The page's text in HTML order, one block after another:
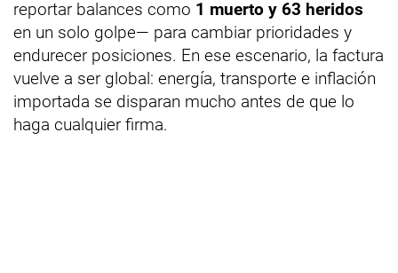
reportar balances como 1 muerto y 63 heridos
en un solo golpe— para cambiar prioridades y
endurecer posiciones. En ese escenario, la factura
vuelve a ser global: energía, transporte e inflación
importada se disparan mucho antes de que lo
haga cualquier firma.